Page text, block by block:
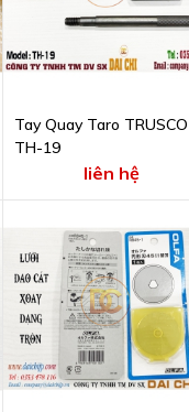
Tay Quay Taro TRUSCO
TH-19
liên hệ